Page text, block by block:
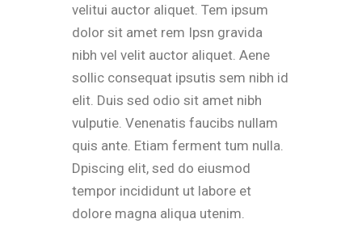
velitui auctor aliquet. Tem ipsum
dolor sit amet rem Ipsn gravida
nibh vel velit auctor aliquet. Aene
sollic consequat ipsutis sem nibh id
elit. Duis sed odio sit amet nibh
vulputie. Venenatis faucibs nullam
quis ante. Etiam ferment tum nulla.
Dpiscing elit, sed do eiusmod
tempor incididunt ut labore et
dolore magna aliqua utenim.